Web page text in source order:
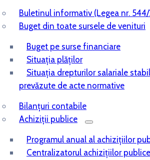
Buletinul informativ (Legea nr.
Buget din toate sursele de venituri
Buget pe surse financiare
Situaţia plăţilor
Situaţia drepturilor salariale
prevăzute de acte normative
Bilanţuri contabile
Achiziţii publice
Programul anual al achiziţiilor
Centralizatorul achiziţiilor